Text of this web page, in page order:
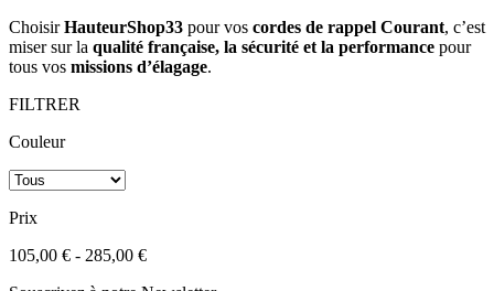
ChoisirHauteurShop33 pour vos cordes de rappel Courant, c’est
miser sur la qualité française, la sécurité et la performance pour
tous vos missions d’élagage.
FILTRER
Couleur
Prix
105,00 € - 285,00 €